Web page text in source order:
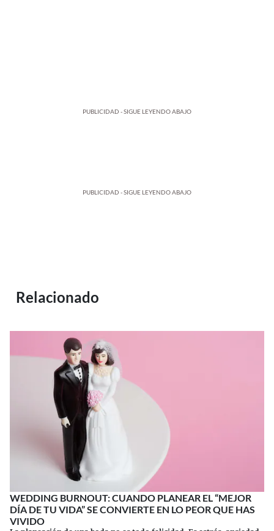
PUBLICIDAD - SIGUE LEYENDO ABAJO
PUBLICIDAD - SIGUE LEYENDO ABAJO
Relacionado
WEDDING BURNOUT: CUANDO PLANEAR EL “MEJOR
DÍA DE TU VIDA” SE CONVIERTE EN LO PEOR QUE HAS
VIVIDO